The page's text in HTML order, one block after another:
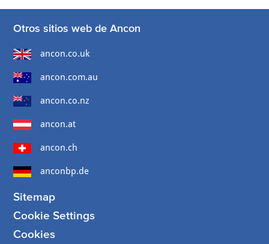
Otros sitios web de Ancon
ancon.co.uk
ancon.com.au
ancon.co.nz
ancon.at
ancon.ch
anconbp.de
Sitemap
Cookie Settings
Cookies